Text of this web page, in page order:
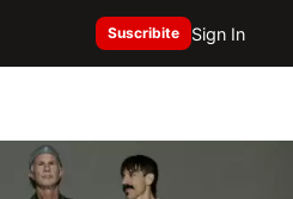
Suscribite Sign In